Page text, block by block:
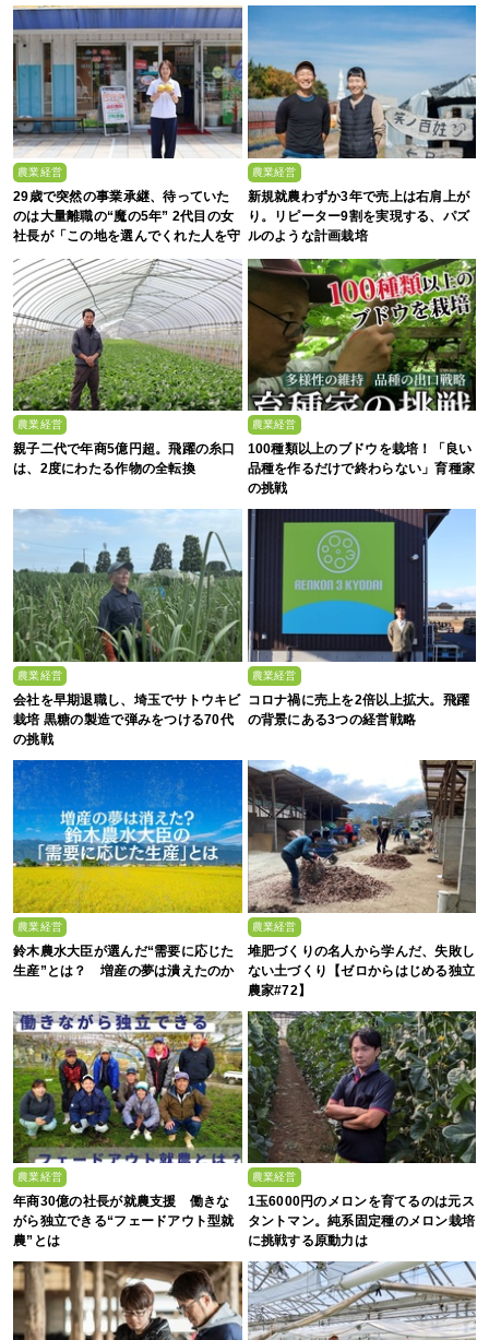
農業経営
29歳で突然の事業承継、待っていた
のは大量離職の“魔の5年” 2代目の女
社長が「この地を選んでくれた人を守
農業経営
新規就農わずか3年で売上は右肩上が
り。リピーター9割を実現する、パズ
ルのような計画栽培
農業経営
親子二代で年商5億円超。飛躍の糸口
は、2度にわたる作物の全転換
農業経営
100種類以上のブドウを栽培！「良い
品種を作るだけで終わらない」育種家
の挑戦
農業経営
会社を早期退職し、埼玉でサトウキビ
栽培 黒糖の製造で弾みをつける70代
の挑戦
農業経営
コロナ禍に売上を2倍以上拡大。飛躍
の背景にある3つの経営戦略
農業経営
鈴木農水大臣が選んだ“需要に応じた
生産”とは？ 増産の夢は潰えたのか
農業経営
堆肥づくりの名人から学んだ、失敗し
ない土づくり【ゼロからはじめる独立
農家#72】
農業経営
年商30億の社長が就農支援 働きな
がら独立できる“フェードアウト型就
農”とは
農業経営
1玉6000円のメロンを育てるのは元ス
タントマン。純系固定種のメロン栽培
に挑戦する原動力は